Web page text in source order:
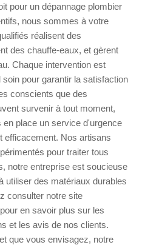
pour un dépannage plombier
nous sommes à votre
réalisent des
des chauffe-eaux, et gèrent
Chaque intervention est
pour garantir la satisfaction
conscients que des
survenir à tout moment,
place un service d'urgence
efficacement. Nos artisans
pour traiter tous
notre entreprise est soucieuse
utiliser des matériaux durables
consulter notre site
en savoir plus sur les
et les avis de nos clients.
que vous envisagez, notre